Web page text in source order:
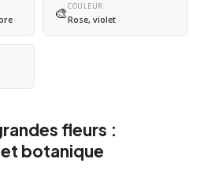
🎨COULEUR
Rose, violet
fleurs :
botanique